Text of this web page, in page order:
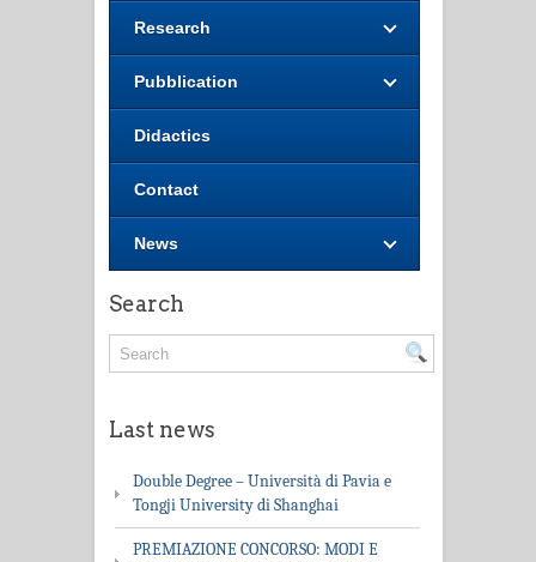
Research
Pubblication
Didactics
Contact
News
Search
Last news
Double Degree – Università di Pavia e
Tongji University di Shanghai
PREMIAZIONE CONCORSO: MODI E